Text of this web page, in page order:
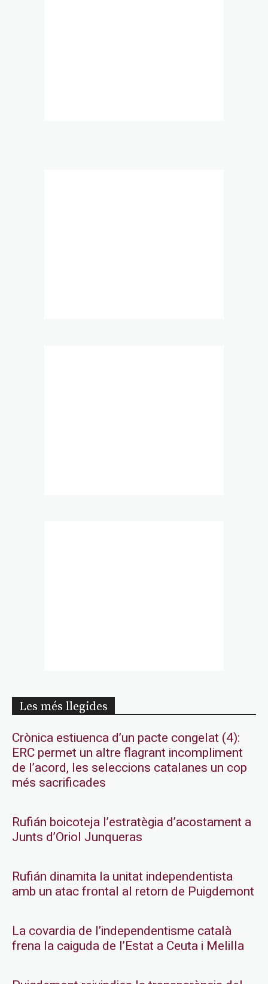
Les més llegides
Crònica estiuenca d’un pacte congelat (4):
ERC permet un altre flagrant incompliment
de l’acord, les seleccions catalanes un cop
més sacrificades
Rufián boicoteja l’estratègia d’acostament a
Junts d’Oriol Junqueras
Rufián dinamita la unitat independentista
amb un atac frontal al retorn de Puigdemont
La covardia de l’independentisme català
frena la caiguda de l’Estat a Ceuta i Melilla